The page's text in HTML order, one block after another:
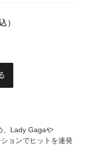
）
、Lady Gagaや
ョンでヒットを連発